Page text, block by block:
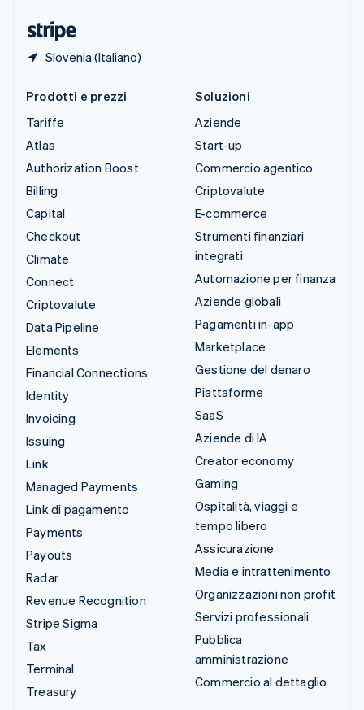
Slovenia (Italiano)
Prodotti e prezzi
Tariffe
Atlas
Authorization Boost
Billing
Capital
Checkout
Climate
Connect
Criptovalute
Data Pipeline
Elements
Financial Connections
Identity
Invoicing
Issuing
Link
Managed Payments
Link di pagamento
Payments
Payouts
Radar
Revenue Recognition
Stripe Sigma
Tax
Terminal
Treasury
Soluzioni
Aziende
Start-up
Commercio agentico
Criptovalute
E-commerce
Strumenti finanziari
integrati
Automazione per finanza
Aziende globali
Pagamenti in-app
Marketplace
Gestione del denaro
Piattaforme
SaaS
Aziende di IA
Creator economy
Gaming
Ospitalità, viaggi e
tempo libero
Assicurazione
Media e intrattenimento
Organizzazioni non profit
Servizi professionali
Pubblica
amministrazione
Commercio al dettaglio